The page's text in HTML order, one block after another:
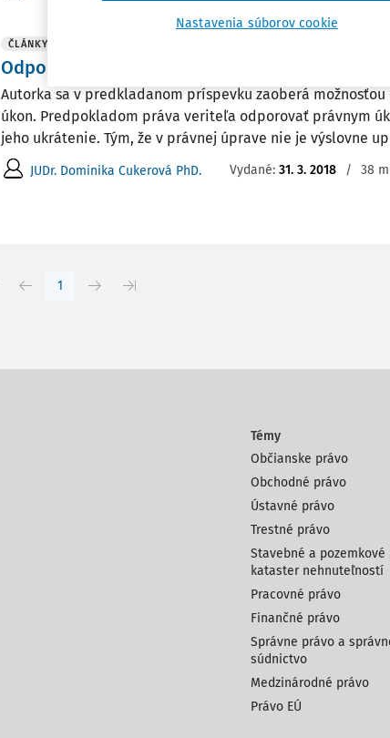
ČLÁNKY
Odporovateľnosť ekvivalentných právnych
Autorka sa v predkladanom príspevku zaoberá
úkon. Predpokladom práva veriteľa odporovať právnym
jeho ukrátenie. Tým, že v právnej úprave nie je výslovne
JUDr. Dominika Cukerová PhD. Vydané: 31. 3. 2018 / 38
1
Témy
Občianske právo
Obchodné právo
Ústavné právo
Trestné právo
Stavebné a pozemkové
kataster nehnuteľností
Pracovné právo
Finančné právo
Správne právo a
súdnictvo
Medzinárodné právo
Právo EÚ
Nastavenia súborov cookie